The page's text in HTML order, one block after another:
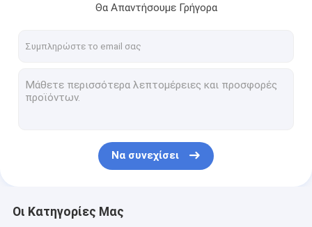
Θα Απαντήσουμε Γρήγορα
Να συνεχίσει
Οι Κατηγορίες Μας